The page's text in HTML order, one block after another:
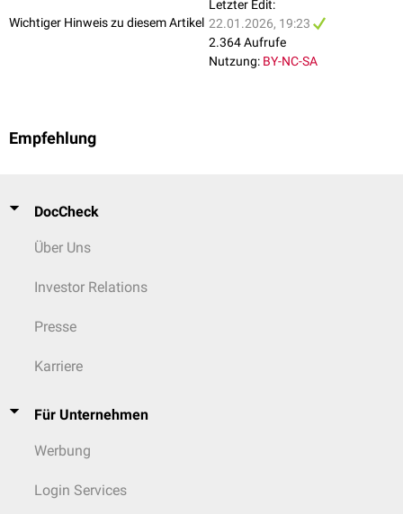
Wichtiger Hinweis zu diesem Artikel
Letzter Edit:
22.01.2026, 19:23
2.364 Aufrufe
Nutzung: BY-NC-SA
Empfehlung
DocCheck
Über Uns
Investor Relations
Presse
Karriere
Für Unternehmen
Werbung
Login Services